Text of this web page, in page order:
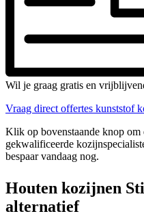
Wil je graag gratis en
Vraag direct offertes kunststof
Klik op bovenstaande knop om
gekwalificeerde
bespaar vandaag nog.
Houten kozijnen
alternatief